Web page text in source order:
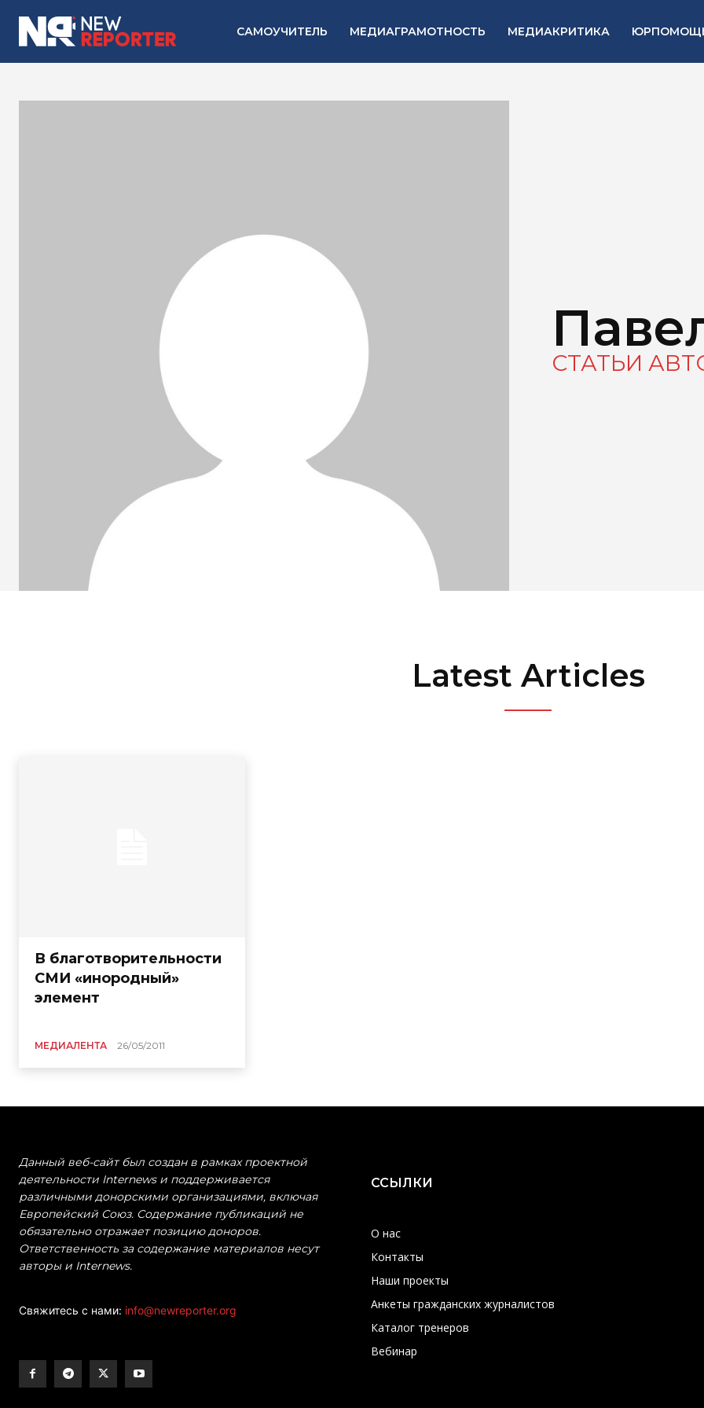
САМОУЧИТЕЛЬ МЕДИАГРАМОТНОСТЬ МЕДИАКРИТИКА
СТАТЬИ
Latest Articles
В благотворительности
СМИ «инородный»
элемент
МЕДИАЛЕНТА 26/05/2011
Данный веб-сайт был создан в рамках проектной
деятельности Internews и поддерживается
различными донорскими организациями, включая
Европейский Союз. Содержание публикаций не
обязательно отражает позицию доноров.
Ответственность за содержание материалов несут
авторы и Internews.
Свяжитесь с нами: info@newreporter.org
ССЫЛКИ
О нас
Контакты
Наши проекты
Анкеты гражданских журналистов
Каталог тренеров
Вебинар